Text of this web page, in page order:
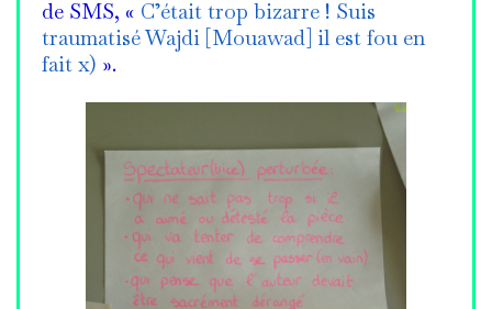
de SMS, « C’était trop bizarre ! Suis
traumatisé Wajdi [Mouawad] il est fou en
fait x) ».